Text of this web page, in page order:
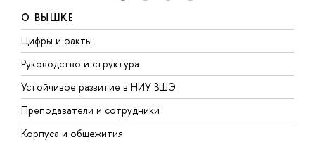
О ВЫШКЕ
Цифры и факты
Руководство и структура
Устойчивое развитие в НИУ ВШЭ
Преподаватели и сотрудники
Корпуса и общежития